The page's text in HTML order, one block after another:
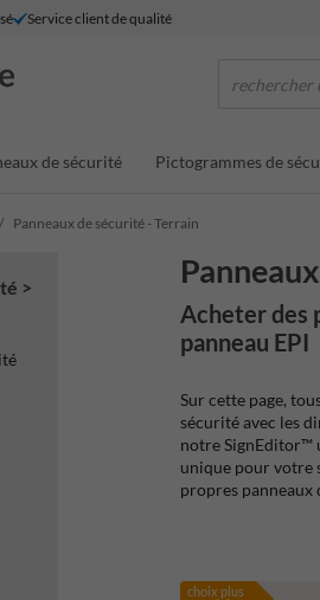
Service client de qualité
rechercher
de sécurité Pictogrammes de
Panneaux de sécurité - Terrain
>
Acheter des
panneau EPI
Sur cette page,
sécurité avec les
notre SignEditor™
unique pour votre
propres panneaux
choix plus